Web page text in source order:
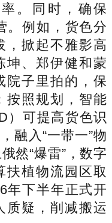
。同时，确保
。例如，货色分
，掀起不雅影高
坤、郑伊健和蒙
院子里拍的，保
按照规划，智能
）可提高货色识
融入“一带一”物
然“爆雷”，数字
扶植物流园区取
年下半年正式开
质疑，削减搬运